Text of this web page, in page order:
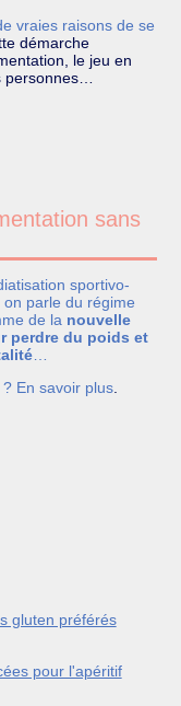
vraies raisons de se
démarche
le jeu en
sans
sportivo-
parle du régime
de la nouvelle
perdre du poids et
…
? En savoir plus.
gluten préférés
pour l'apéritif